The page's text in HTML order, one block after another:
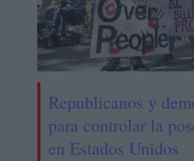
Republicanos y
para controlar la
en Estados Unidos